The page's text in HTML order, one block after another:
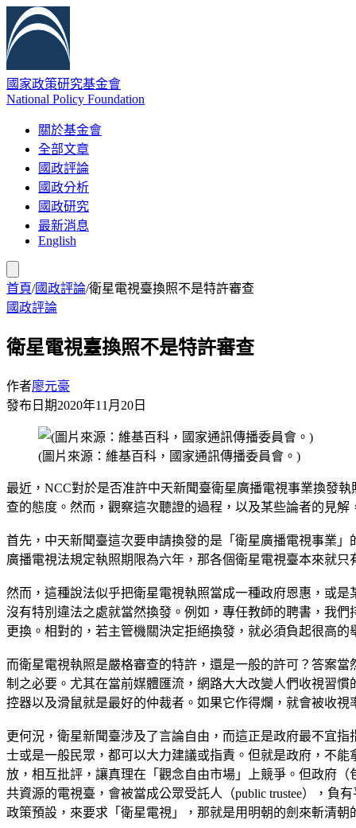
國家政策研究基金會
National Policy Foundation
關於基金會
全部文章
國政評論
國政分析
國政研究
最新消息
English
首頁/國政評論/衛星電視臺換照不是特許審查
國政評論
衛星電視臺換照不是特許審查
作者廖元豪
發布日期2020年11月20日
(圖片來源：維基百科，國家通訊傳播委員會。)
最近，NCC對於是否准許中天新聞臺衛星廣播電視事業換發
查的態度。然而，觀察這次聽證的過程，以及某些論者的見
首先，中天新聞臺這次要申請換發的是「衛星廣播電視事業
廣播電視法規定執照期限為六年，那各個衛星電視臺本來就
然而，這種說法似乎把衛星電視執照當成一種政府恩惠，或
沒有特別違法之處就當然換發。例如，專任教師的聘書，我
更換。相對的，若主管機關決定拒絕換發，就必須負起很高的
而衛星電視執照是嚴格審查的特許，還是一般的許可？答案
制之必要。尤其在當前媒體匯流，網路大大改變人們收視習
控器以及滑鼠就是最好的仲裁者。如果它作得爛，就會被收
更何況，衛星新聞臺涉及了言論自由，而這正是政府最不宜
士或是一般民眾，都可以大力建議或指責。但就是政府，不
放，相互批評，讓真理在「觀念自由市場」上競爭。但政府
共資源的電視臺，會被當成公眾受託人（public trustee），
政策預設，來要求「衛星電視」，那就是用明朝的劍來斬清朝